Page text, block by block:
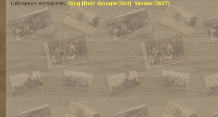
Utilisateurs enregistrés: Bing [Bot] Google [Bot] Yandex [BOT]